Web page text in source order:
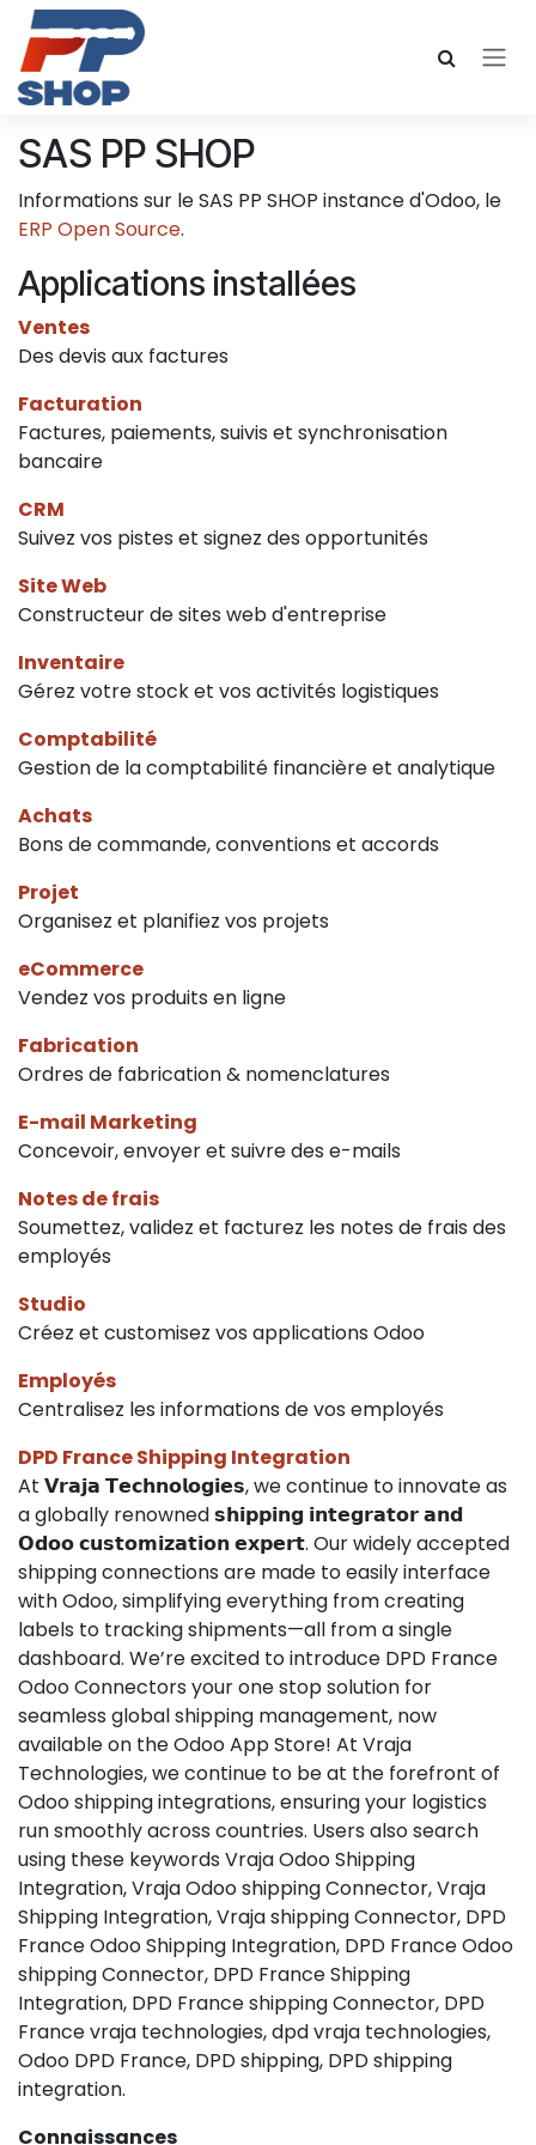
Se rendre au contenu
SAS PP SHOP
Informations sur le SAS PP SHOP instance d'Odoo, le
ERP Open Source.
Applications installées
Ventes
Des devis aux factures
Facturation
Factures, paiements, suivis et synchronisation
bancaire
CRM
Suivez vos pistes et signez des opportunités
Site Web
Constructeur de sites web d'entreprise
Inventaire
Gérez votre stock et vos activités logistiques
Comptabilité
Gestion de la comptabilité financière et analytique
Achats
Bons de commande, conventions et accords
Projet
Organisez et planifiez vos projets
eCommerce
Vendez vos produits en ligne
Fabrication
Ordres de fabrication & nomenclatures
E-mail Marketing
Concevoir, envoyer et suivre des e-mails
Notes de frais
Soumettez, validez et facturez les notes de frais des
employés
Studio
Créez et customisez vos applications Odoo
Employés
Centralisez les informations de vos employés
DPD France Shipping Integration
At 𝗩𝗿𝗮𝗷𝗮 𝗧𝗲𝗰𝗵𝗻𝗼𝗹𝗼𝗴𝗶𝗲𝘀, we continue to innovate as
a globally renowned 𝘀𝗵𝗶𝗽𝗽𝗶𝗻𝗴 𝗶𝗻𝘁𝗲𝗴𝗿𝗮𝘁𝗼𝗿 𝗮𝗻𝗱
𝗢𝗱𝗼𝗼 𝗰𝘂𝘀𝘁𝗼𝗺𝗶𝘇𝗮𝘁𝗶𝗼𝗻 𝗲𝘅𝗽𝗲𝗿𝘁. Our widely accepted
shipping connections are made to easily interface
with Odoo, simplifying everything from creating
labels to tracking shipments—all from a single
dashboard. We’re excited to introduce DPD France
Odoo Connectors your one stop solution for
seamless global shipping management, now
available on the Odoo App Store! At Vraja
Technologies, we continue to be at the forefront of
Odoo shipping integrations, ensuring your logistics
run smoothly across countries. Users also search
using these keywords Vraja Odoo Shipping
Integration, Vraja Odoo shipping Connector, Vraja
Shipping Integration, Vraja shipping Connector, DPD
France Odoo Shipping Integration, DPD France Odoo
shipping Connector, DPD France Shipping
Integration, DPD France shipping Connector, DPD
France vraja technologies, dpd vraja technologies,
Odoo DPD France, DPD shipping, DPD shipping
integration.
Connaissances